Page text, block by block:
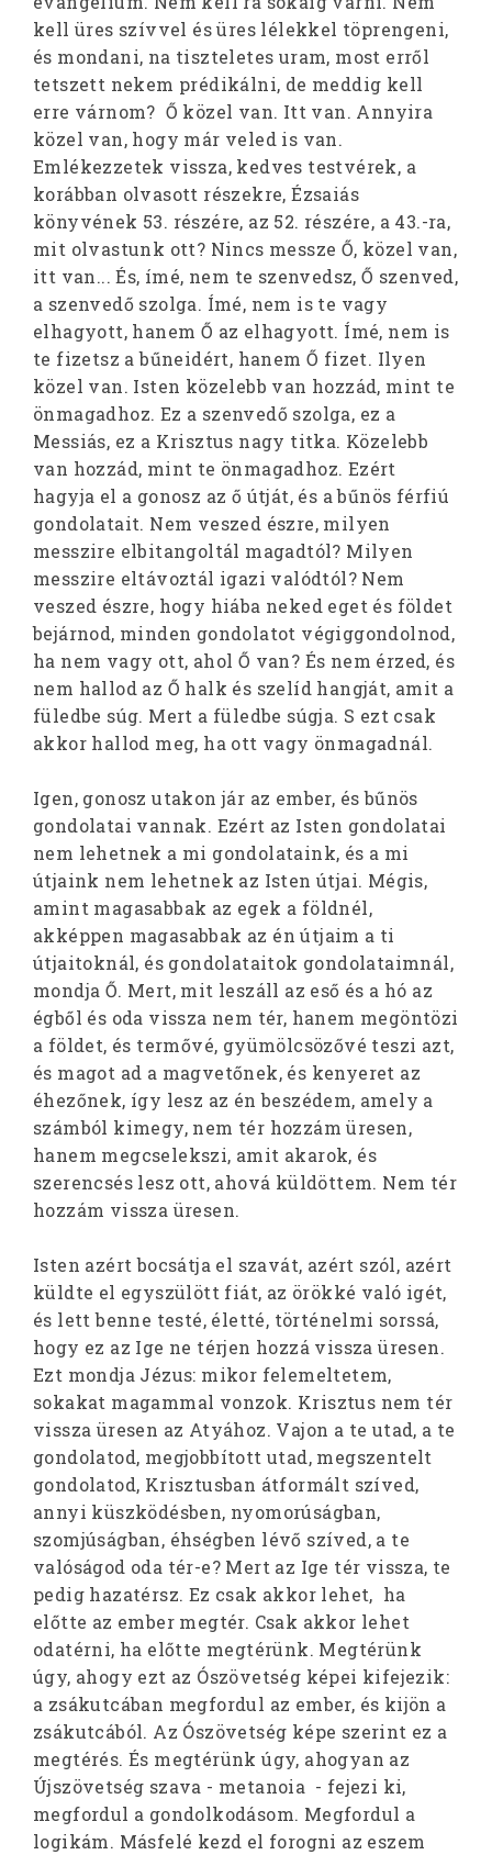
kell üres szívvel és üres lélekkel töprengeni,
és mondani, na tiszteletes uram, most erről
tetszett nekem prédikálni, de meddig kell
erre várnom? Ő közel van. Itt van. Annyira
közel van, hogy már veled is van.
Emlékezzetek vissza, kedves testvérek, a
korábban olvasott részekre, Ézsaiás
könyvének 53. részére, az 52. részére, a 43.-ra,
mit olvastunk ott? Nincs messze Ő, közel van,
itt van... És, ímé, nem te szenvedsz, Ő szenved,
a szenvedő szolga. Ímé, nem is te vagy
elhagyott, hanem Ő az elhagyott. Ímé, nem is
te fizetsz a bűneidért, hanem Ő fizet. Ilyen
közel van. Isten közelebb van hozzád, mint te
önmagadhoz. Ez a szenvedő szolga, ez a
Messiás, ez a Krisztus nagy titka. Közelebb
van hozzád, mint te önmagadhoz. Ezért
hagyja el a gonosz az ő útját, és a bűnös férfiú
gondolatait. Nem veszed észre, milyen
messzire elbitangoltál magadtól? Milyen
messzire eltávoztál igazi valódtól? Nem
veszed észre, hogy hiába neked eget és földet
bejárnod, minden gondolatot végiggondolnod,
ha nem vagy ott, ahol Ő van? És nem érzed, és
nem hallod az Ő halk és szelíd hangját, amit a
füledbe súg. Mert a füledbe súgja. S ezt csak
akkor hallod meg, ha ott vagy önmagadnál.
Igen, gonosz utakon jár az ember, és bűnös
gondolatai vannak. Ezért az Isten gondolatai
nem lehetnek a mi gondolataink, és a mi
útjaink nem lehetnek az Isten útjai. Mégis,
amint magasabbak az egek a földnél,
akképpen magasabbak az én útjaim a ti
útjaitoknál, és gondolataitok gondolataimnál,
mondja Ő. Mert, mit leszáll az eső és a hó az
égből és oda vissza nem tér, hanem megöntözi
a földet, és termővé, gyümölcsözővé teszi azt,
és magot ad a magvetőnek, és kenyeret az
éhezőnek, így lesz az én beszédem, amely a
számból kimegy, nem tér hozzám üresen,
hanem megcselekszi, amit akarok, és
szerencsés lesz ott, ahová küldöttem. Nem tér
hozzám vissza üresen.
Isten azért bocsátja el szavát, azért szól, azért
küldte el egyszülött fiát, az örökké való igét,
és lett benne testé, életté, történelmi sorssá,
hogy ez az Ige ne térjen hozzá vissza üresen.
Ezt mondja Jézus: mikor felemeltetem,
sokakat magammal vonzok. Krisztus nem tér
vissza üresen az Atyához. Vajon a te utad, a te
gondolatod, megjobbított utad, megszentelt
gondolatod, Krisztusban átformált szíved,
annyi küszködésben, nyomorúságban,
szomjúságban, éhségben lévő szíved, a te
valóságod oda tér-e? Mert az Ige tér vissza, te
pedig hazatérsz. Ez csak akkor lehet, ha
előtte az ember megtér. Csak akkor lehet
odatérni, ha előtte megtérünk. Megtérünk
úgy, ahogy ezt az Ószövetség képei kifejezik:
a zsákutcában megfordul az ember, és kijön a
zsákutcából. Az Ószövetség képe szerint ez a
megtérés. És megtérünk úgy, ahogyan az
Újszövetség szava - metanoia - fejezi ki,
megfordul a gondolkodásom. Megfordul a
logikám. Másfelé kezd el forogni az eszem